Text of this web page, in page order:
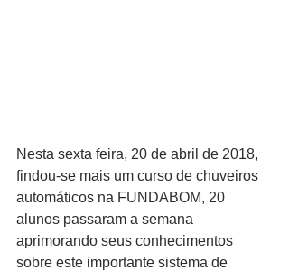
Nesta sexta feira, 20 de abril de 2018,
findou-se mais um curso de chuveiros
automáticos na FUNDABOM, 20
alunos passaram a semana
aprimorando seus conhecimentos
sobre este importante sistema de